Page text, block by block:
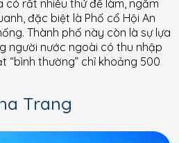
có rất nhiều thứ để làm, ngắm
đặc biệt là Phố cổ Hội An
Thành phố này còn là sự lựa
người nước ngoài có thu nhập
“bình thường” chỉ khoảng 500
Trang